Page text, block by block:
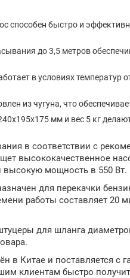
способен быстро и
до 3,5 метров
в условиях температур
из чугуна, что
мм и вес 5 кг
в соответствии с
высококачественное
высокую мощность в 550 Вт.
для перекачки
работы составляет 20
для шланга
в Китае и поставляется
клиентам быстро